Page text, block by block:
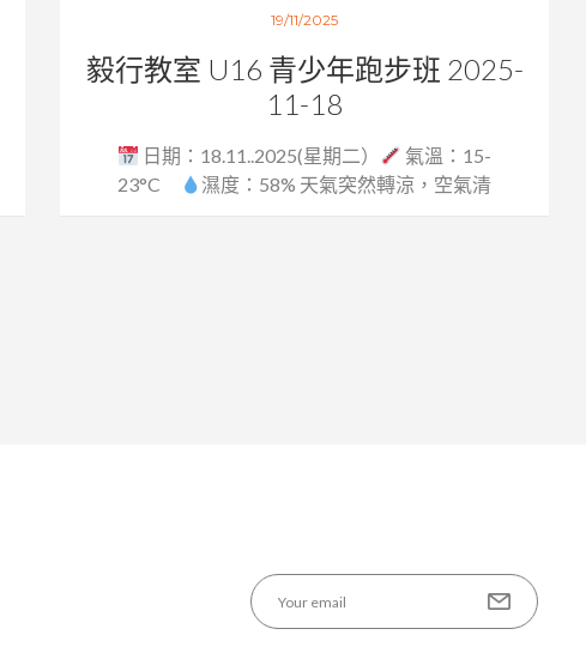
19/11/2025
毅行教室 U16 青少年跑步班 2025-
11-18
日期：18.11..2025(星期二）
氣溫：15-
23°C
濕度：58% 天氣突然轉涼，空氣清